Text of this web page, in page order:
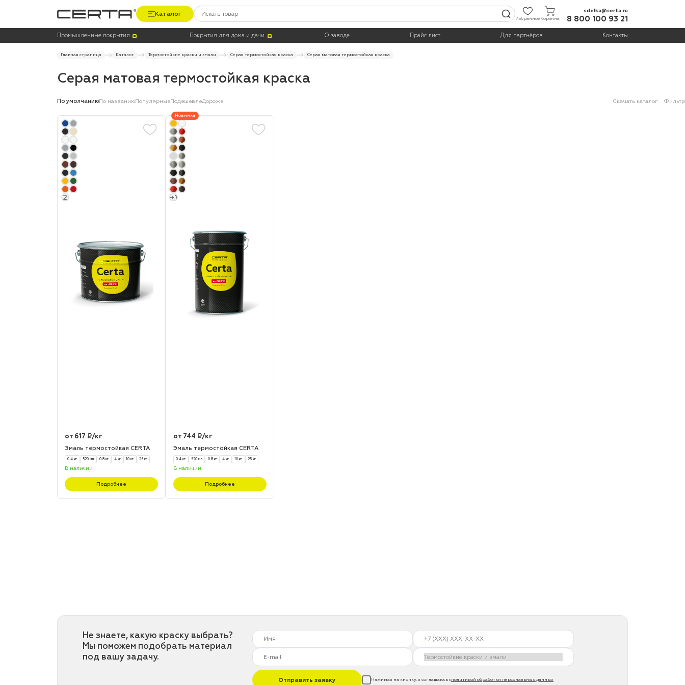
Каталог
ИзбранноеКорзина
sdelka@certa.ru
8 800 100 93 21
Промышленные покрытия Покрытия для дома и дачи О заводе Прайс лист Для партнёров Контакты
Главная страница Каталог Термостойкие краски и эмали Серая термостойкая краска Серая матовая термостойкая краска
Серая матовая термостойкая краска
Цвет Тара
По умолчаниюПо названиюПопулярныеПодешевлеДороже Скачать каталог Фильтр
+20
от 617 ₽/кг
Эмаль термостойкая CERTA
0.4 кг 520 мл 0.8 кг 4 кг 10 кг 25 кг
В наличии
Подробнее
Новинка
+1
от 744 ₽/кг
Эмаль термостойкая CERTA
0.4 кг 520 мл 0.8 кг 4 кг 10 кг 25 кг
В наличии
Подробнее
Не знаете, какую краску выбрать?
Мы поможем подобрать материал
под вашу задачу.
Отправить заявку Нажимая на кнопку, я соглашаюсь сполитикой обработки персональных данных